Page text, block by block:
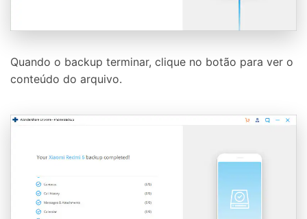
Quando o backup terminar, clique no botão para ver o
conteúdo do arquivo.